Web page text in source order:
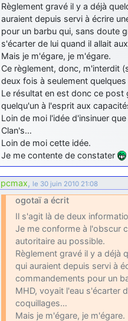
jericho: Pour moi tout est à
d9pouces: En espérant n’avoir
au passage !
d9pouces: j'ai trouvé un palliatif
un peu mieux
d9pouces : cette fois, c'est le
par terre
jericho : Ah ben je peux te
d9pouces: Désolé ! Mon
manifestement
tout voir
Règlement gravé il y a déjà
auraient depuis servi à écrire
pour un barbu qui, sans doute
s'écarter de lui quand il allait
Mais je m'égare, je m'égare.
Ce règlement, donc, m'interdit
deux fois à seulement
Le résultat en est donc ce
quelqu'un à l'esprit aux
Loin de moi l'idée d'insinuer
Clan's…
Loin de moi cette idée.
Je me contente de constater
pcmax, le 30 juin 2010 21:08
ogotaï a écrit
Il s'agit là de deux
Je me conforme à l'obscur
autoritaire au possible.
Règlement gravé il y a déjà
qui auraient depuis servi à
commandements pour un
MHD, voyait l'eau s'écarter
coquillages…
Mais je m'égare, je m'égare.